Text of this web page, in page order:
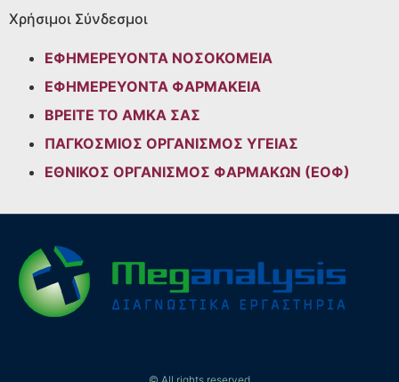
Χρήσιμοι Σύνδεσμοι
ΕΦΗΜΕΡΕΥΟΝΤΑ ΝΟΣΟΚΟΜΕΙΑ
ΕΦΗΜΕΡΕΥΟΝΤΑ ΦΑΡΜΑΚΕΙΑ
ΒΡΕΙΤΕ ΤΟ ΑΜΚΑ ΣΑΣ
ΠΑΓΚΟΣΜΙΟΣ ΟΡΓΑΝΙΣΜΟΣ ΥΓΕΙΑΣ
ΕΘΝΙΚΟΣ ΟΡΓΑΝΙΣΜΟΣ ΦΑΡΜΑΚΩΝ (ΕΟΦ)